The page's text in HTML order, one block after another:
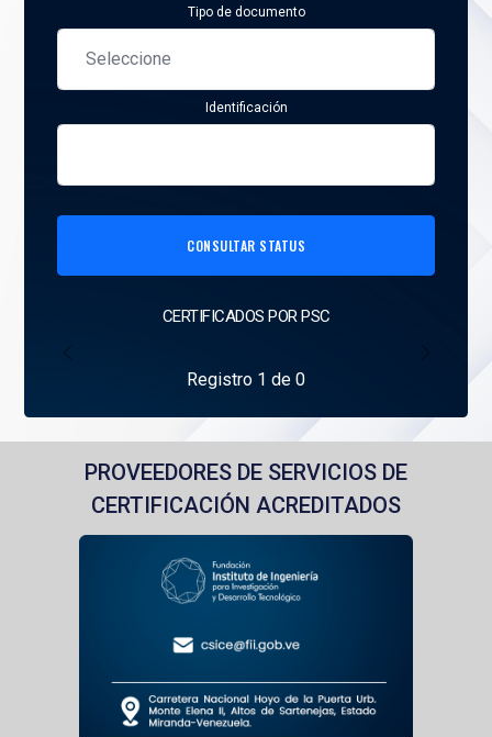
Tipo de documento
Identificación
CONSULTAR STATUS
CERTIFICADOS POR PSC
Registro 1 de 0
PROVEEDORES DE SERVICIOS DE
CERTIFICACIÓN ACREDITADOS